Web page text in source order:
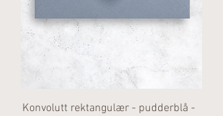
Konvolutt rektangulær - pudderblå -